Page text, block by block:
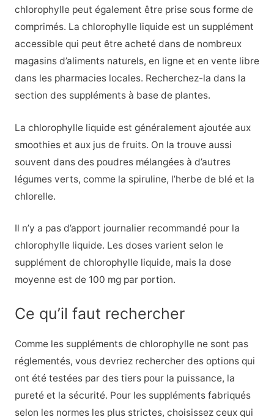
chlorophylle peut également être prise sous forme de
comprimés. La chlorophylle liquide est un supplément
accessible qui peut être acheté dans de nombreux
magasins d’aliments naturels, en ligne et en vente libre
dans les pharmacies locales. Recherchez-la dans la
section des suppléments à base de plantes.
La chlorophylle liquide est généralement ajoutée aux
smoothies et aux jus de fruits. On la trouve aussi
souvent dans des poudres mélangées à d’autres
légumes verts, comme la spiruline, l’herbe de blé et la
chlorelle.
Il n’y a pas d’apport journalier recommandé pour la
chlorophylle liquide. Les doses varient selon le
supplément de chlorophylle liquide, mais la dose
moyenne est de 100 mg par portion.
Ce qu’il faut rechercher
Comme les suppléments de chlorophylle ne sont pas
réglementés, vous devriez rechercher des options qui
ont été testées par des tiers pour la puissance, la
pureté et la sécurité. Pour les suppléments fabriqués
selon les normes les plus strictes, choisissez ceux qui